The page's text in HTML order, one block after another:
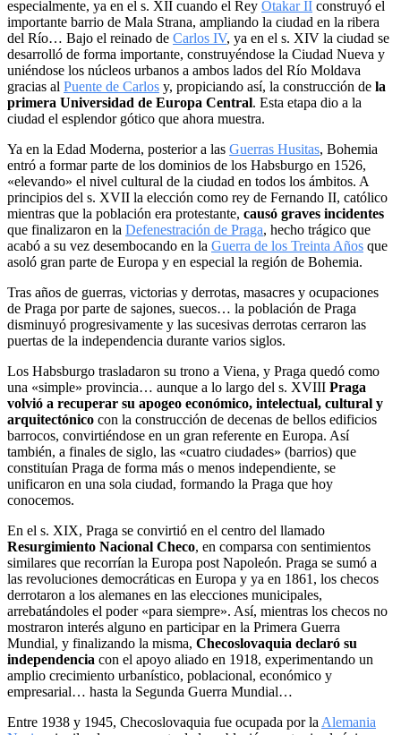
especialmente, ya en el s. XII cuando el Rey Otakar II construyó el
importante barrio de Mala Strana, ampliando la ciudad en la ribera
del Río… Bajo el reinado de Carlos IV, ya en el s. XIV la ciudad se
desarrolló de forma importante, construyéndose la Ciudad Nueva y
uniéndose los núcleos urbanos a ambos lados del Río Moldava
gracias al Puente de Carlos y, propiciando así, la construcción de la
primera Universidad de Europa Central. Esta etapa dio a la
ciudad el esplendor gótico que ahora muestra.
Ya en la Edad Moderna, posterior a las Guerras Husitas, Bohemia
entró a formar parte de los dominios de los Habsburgo en 1526,
«elevando» el nivel cultural de la ciudad en todos los ámbitos. A
principios del s. XVII la elección como rey de Fernando II, católico
mientras que la población era protestante, causó graves incidentes
que finalizaron en la Defenestración de Praga, hecho trágico que
acabó a su vez desembocando en la Guerra de los Treinta Años que
asoló gran parte de Europa y en especial la región de Bohemia.
Tras años de guerras, victorias y derrotas, masacres y ocupaciones
de Praga por parte de sajones, suecos… la población de Praga
disminuyó progresivamente y las sucesivas derrotas cerraron las
puertas de la independencia durante varios siglos.
Los Habsburgo trasladaron su trono a Viena, y Praga quedó como
una «simple» provincia… aunque a lo largo del s. XVIII Praga
volvió a recuperar su apogeo económico, intelectual, cultural y
arquitectónico con la construcción de decenas de bellos edificios
barrocos, convirtiéndose en un gran referente en Europa. Así
también, a finales de siglo, las «cuatro ciudades» (barrios) que
constituían Praga de forma más o menos independiente, se
unificaron en una sola ciudad, formando la Praga que hoy
conocemos.
En el s. XIX, Praga se convirtió en el centro del llamado
Resurgimiento Nacional Checo, en comparsa con sentimientos
similares que recorrían la Europa post Napoleón. Praga se sumó a
las revoluciones democráticas en Europa y ya en 1861, los checos
derrotaron a los alemanes en las elecciones municipales,
arrebatándoles el poder «para siempre». Así, mientras los checos no
mostraron interés alguno en participar en la Primera Guerra
Mundial, y finalizando la misma, Checoslovaquia declaró su
independencia con el apoyo aliado en 1918, experimentando un
amplio crecimiento urbanístico, poblacional, económico y
empresarial… hasta la Segunda Guerra Mundial…
Entre 1938 y 1945, Checoslovaquia fue ocupada por la Alemania